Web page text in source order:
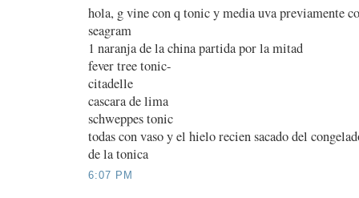
hola, g vine con q tonic y media uva previamente
seagram
1 naranja de la china partida por la mitad
fever tree tonic-
citadelle
cascara de lima
schweppes tonic
todas con vaso y el hielo recien sacado del
de la tonica
6:07 PM